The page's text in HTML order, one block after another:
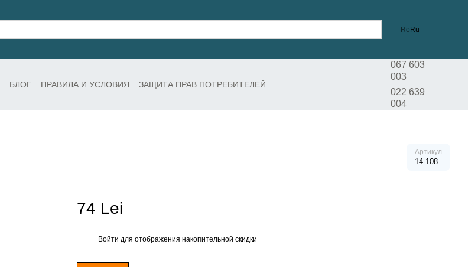
Ro Ru
БЛОГ ПРАВИЛА И УСЛОВИЯ
ЗАЩИТА ПРАВ ПОТРЕБИТЕЛЕЙ
067 603
003
022 639
004
Артикул
14-108
74 Lei
Войти для отображения накопительной скидки